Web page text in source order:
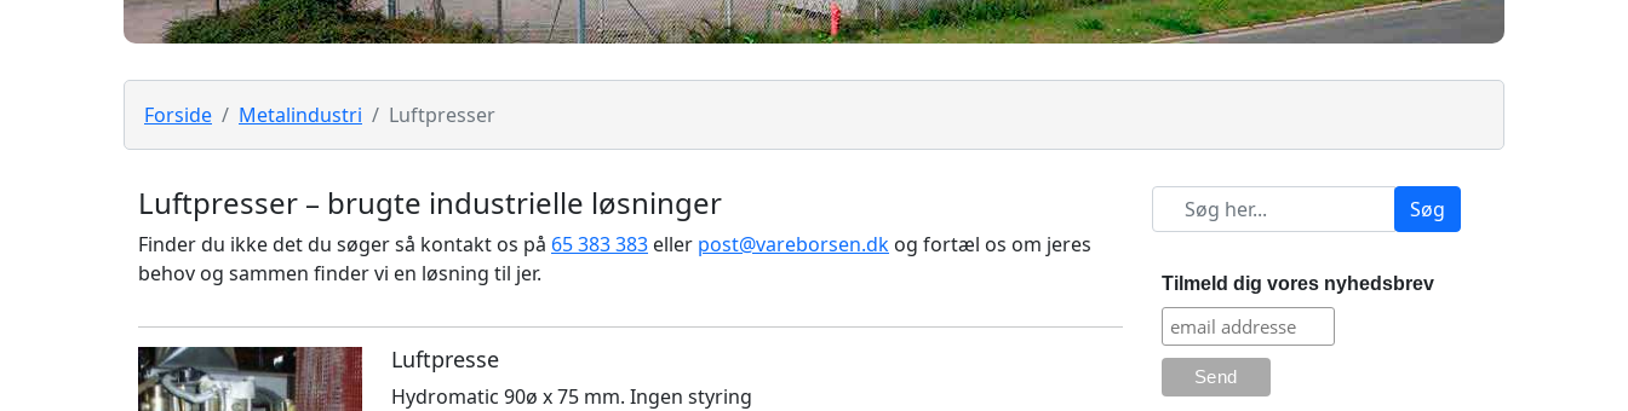
Forside Metalindustri Luftpresser
Luftpresser – brugte industrielle løsninger
Finder du ikke det du søger så kontakt os på 65 383 383 eller post@vareborsen.dk og fortæl os om jeres
behov og sammen finder vi en løsning til jer.
Luftpresse
Hydromatic 90ø x 75 mm. Ingen styring
Søg
Tilmeld dig vores nyhedsbrev